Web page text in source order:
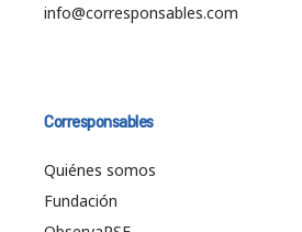
info@corresponsables.com
Corresponsables
Quiénes somos
Fundación